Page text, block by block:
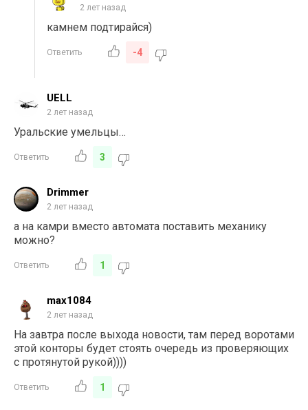
2 лет назад
камнем подтирайся)
Ответить -4
UELL
2 лет назад
Уральские умельцы…
Ответить 3
Drimmer
2 лет назад
а на камри вместо автомата поставить механику
можно?
Ответить 1
max1084
2 лет назад
На завтра после выхода новости, там перед воротами
этой конторы будет стоять очередь из проверяющих
с протянутой рукой))))
Ответить 1